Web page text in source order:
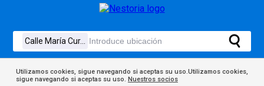
Utilizamos cookies, sigue navegando si aceptas su uso.Utilizamos cookies,
sigue navegando si aceptas su uso. Nuestros socios